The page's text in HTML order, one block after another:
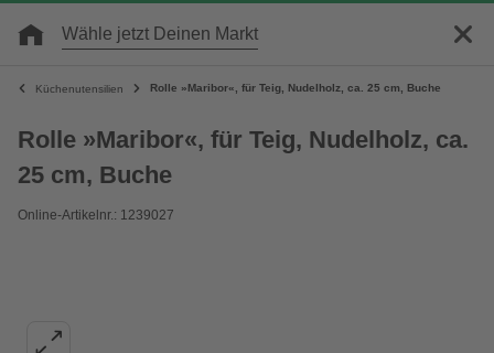
Wähle jetzt Deinen Markt
Küchenutensilien Rolle »Maribor«, für Teig, Nudelholz, ca. 25 cm, Buche
Rolle »Maribor«, für Teig, Nudelholz, ca.
25 cm, Buche
Online-Artikelnr.: 1239027